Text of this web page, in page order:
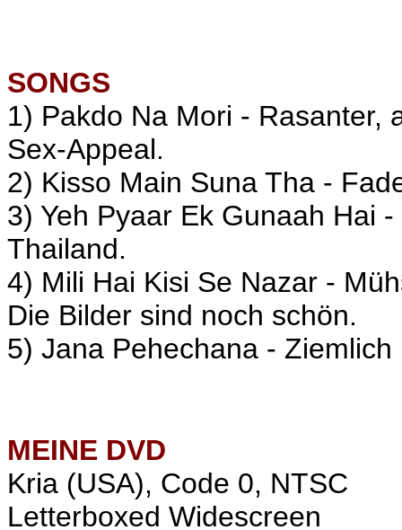
SONGS
1) Pakdo Na Mori - Rasanter,
Sex-Appeal.
2) Kisso Main Suna Tha -
3) Yeh Pyaar Ek Gunaah Hai
Thailand.
4) Mili Hai Kisi Se Nazar -
Die Bilder sind noch schön.
5) Jana Pehechana -
MEINE DVD
Kria (USA), Code 0, NTSC
Letterboxed Widescreen